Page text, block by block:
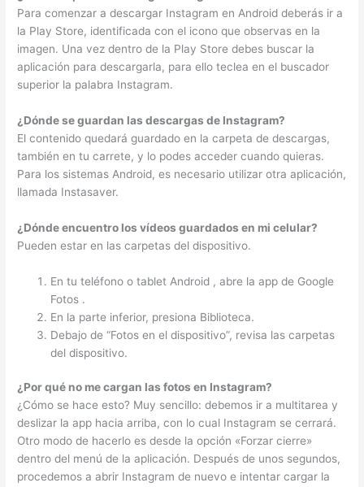
Para comenzar a descargar Instagram en Android deberás ir a
la Play Store, identificada con el icono que observas en la
imagen. Una vez dentro de la Play Store debes buscar la
aplicación para descargarla, para ello teclea en el buscador
superior la palabra Instagram.
¿Dónde se guardan las descargas de Instagram?
El contenido quedará guardado en la carpeta de descargas,
también en tu carrete, y lo podes acceder cuando quieras.
Para los sistemas Android, es necesario utilizar otra aplicación,
llamada Instasaver.
¿Dónde encuentro los vídeos guardados en mi celular?
Pueden estar en las carpetas del dispositivo.
En tu teléfono o tablet Android , abre la app de Google
Fotos .
En la parte inferior, presiona Biblioteca.
Debajo de “Fotos en el dispositivo”, revisa las carpetas
del dispositivo.
¿Por qué no me cargan las fotos en Instagram?
¿Cómo se hace esto? Muy sencillo: debemos ir a multitarea y
deslizar la app hacia arriba, con lo cual Instagram se cerrará.
Otro modo de hacerlo es desde la opción «Forzar cierre»
dentro del menú de la aplicación. Después de unos segundos,
procedemos a abrir Instagram de nuevo e intentar cargar la